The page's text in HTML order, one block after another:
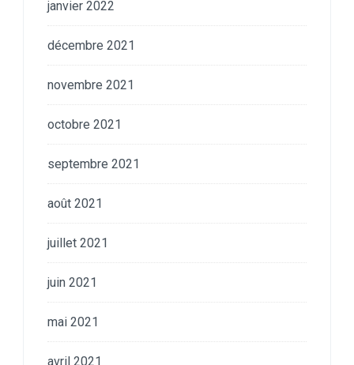
janvier 2022
décembre 2021
novembre 2021
octobre 2021
septembre 2021
août 2021
juillet 2021
juin 2021
mai 2021
avril 2021